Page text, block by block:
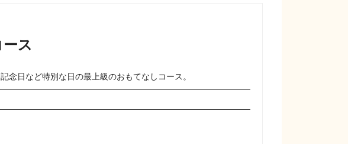
ス
念日など特別な日の最上級のおもてなしコース。